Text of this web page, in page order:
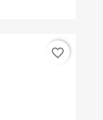
favorite_border